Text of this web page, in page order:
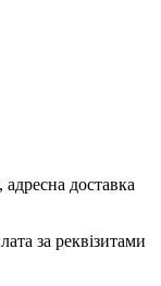
доставка
за реквізитами